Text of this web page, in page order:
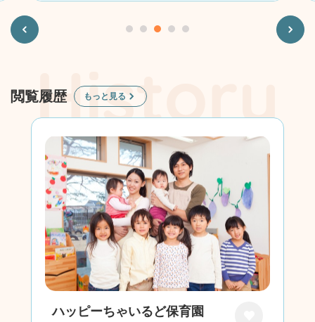
Previous Next
閲覧履歴 もっと見る
ハッピーちゃいるど保育園